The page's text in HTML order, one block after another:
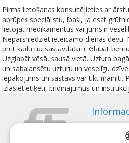
Pirms lietošanas konsultējieties ar
aprūpes speciālistu, īpaši, ja esat
lietojat medikamentus vai jums ir
Nepārsniedziet ieteicamo dienas
pret kādu no sastāvdaļām. Glabāt
Uzglabāt vēsā, sausā vietā. Uztura
un sabalansētu uzturu un veselīgu
iepakojums un sastāvs var tikt mainīti.
izlasiet etiķeti, brīdinājumus un